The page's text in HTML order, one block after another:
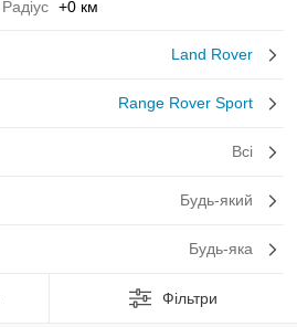
Радіус +0 км
Land Rover
Range Rover Sport
Всі
Будь-який
Будь-яка
Фільтри